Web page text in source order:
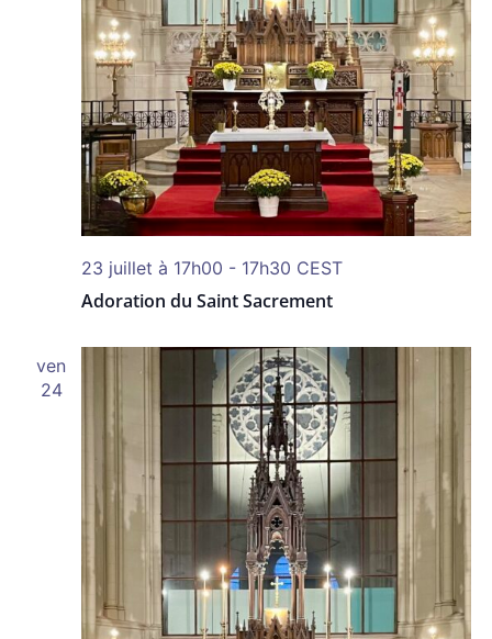
Adoration du Saint Sacrement
23 juillet à 17h00 - 17h30 CEST
ven
24